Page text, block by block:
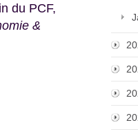
du PCF,
&